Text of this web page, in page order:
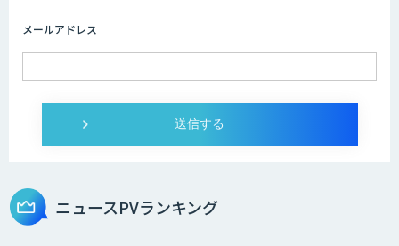
メールアドレス
ニュースPVランキング